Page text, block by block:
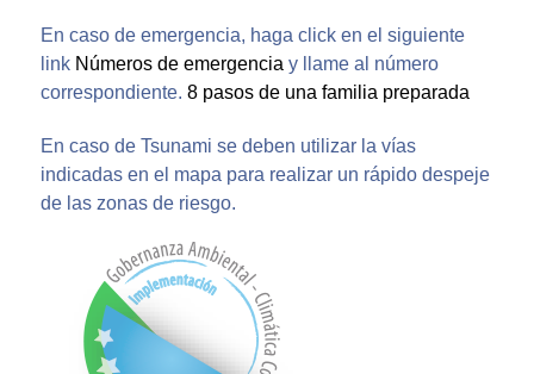
En caso de emergencia, haga click en el siguiente
link Números de emergencia y llame al número
correspondiente. 8 pasos de una familia preparada
En caso de Tsunami se deben utilizar la vías
indicadas en el mapa para realizar un rápido despeje
de las zonas de riesgo.